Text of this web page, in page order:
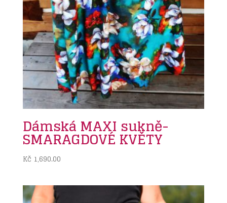
Dámská MAXI sukně-
SMARAGDOVÉ KVĚTY
Kč 1,690.00